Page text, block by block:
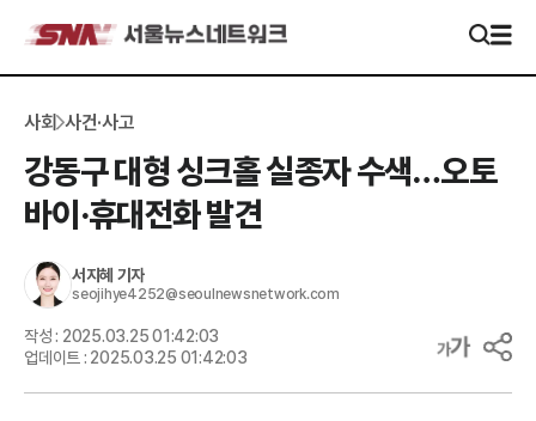
사회 사건·사고
강동구 대형 싱크홀 실종자 수색…오토
바이·휴대전화 발견
서지혜 기자
seojihye4252@seoulnewsnetwork.com
작성 : 2025.03.25 01:42:03
업데이트 : 2025.03.25 01:42:03